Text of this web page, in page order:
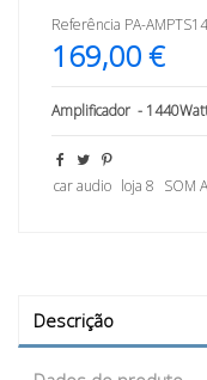
Referência PA-
169,00 €
Amplificador -
car audio loja 8 SOM
Descrição